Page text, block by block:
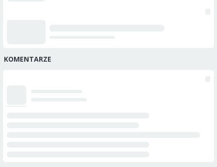
KOMENTARZE